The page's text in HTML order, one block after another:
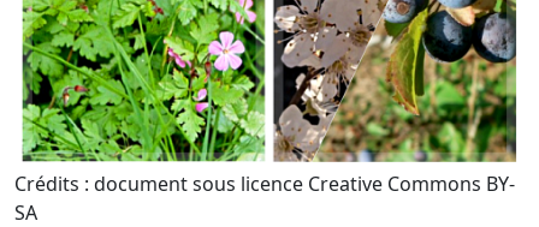
Crédits : document sous licence Creative Commons BY-
SA